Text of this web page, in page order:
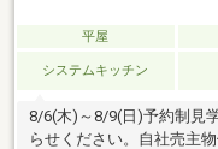
平屋
システムキッチン
8/6(木)～8/9(日)予約制見
らせください。自社売主